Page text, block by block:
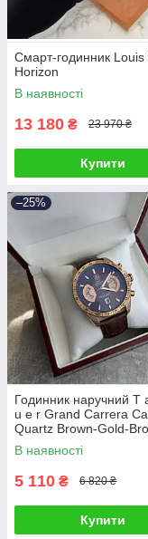
Смарт-годинник Louis
Horizon
В наявності
13 180 ₴ 23 970 ₴
Купити
–25%
Годинник наручний T
u e r Grand Carrera
Quartz Brown-Gold-
В наявності
5 110 ₴ 6 820 ₴
Купити